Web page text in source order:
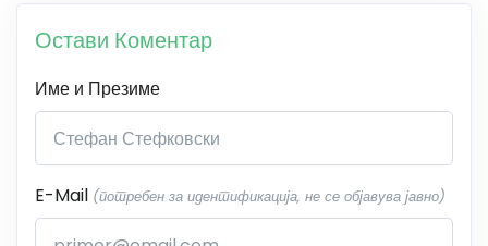
Остави Коментар
Име и Презиме
E-Mail (потребен за идентификација, не се објавува јавно)